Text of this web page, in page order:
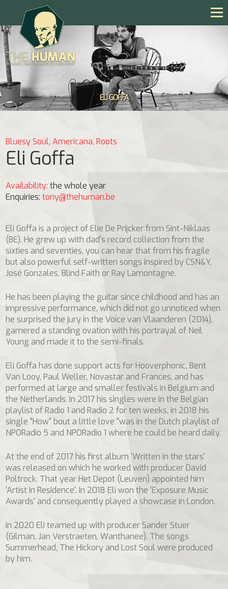
ELI GOFFA
Bluesy Soul, Americana, Roots
Eli Goffa
Availability: the whole year
Enquiries:tony@thehuman.be
Eli Goffa is a project of Elie De Prijcker from Sint-Niklaas
(BE). He grew up with dad's record collection from the
sixties and seventies, you can hear that from his fragile
but also powerful self-written songs inspired by CSN&Y,
José Gonzales, Blind Faith or Ray Lamontagne.
He has been playing the guitar since childhood and has an
impressive performance, which did not go unnoticed when
he surprised the jury in the Voice van Vlaanderen (2014),
garnered a standing ovation with his portrayal of Neil
Young and made it to the semi-finals.
Eli Goffa has done support acts for Hooverphonic, Bent
Van Looy, Paul Weller, Novastar and Frances, and has
performed at large and smaller festivals in Belgium and
the Netherlands. In 2017 his singles were in the Belgian
playlist of Radio 1 and Radio 2 for ten weeks, in 2018 his
single "How" bout a little love "was in the Dutch playlist of
NPORadio 5 and NPORadio 1 where he could be heard daily.
At the end of 2017 his first album 'Written in the stars'
was released on which he worked with producer David
Poltrock. That year Het Depot (Leuven) appointed him
'Artist In Residence'. In 2018 Eli won the 'Exposure Music
Awards' and consequently played a showcase in London.
In 2020 Eli teamed up with producer Sander Stuer
(Gilman, Jan Verstraeten, Wanthanee). The songs
Summerhead, The Hickory and Lost Soul were produced
by him.